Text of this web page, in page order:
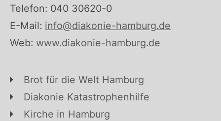
Telefon: 040 30620-0
E-Mail: info@diakonie-hamburg.de
Web: www.diakonie-hamburg.de
Brot für die Welt Hamburg
Diakonie Katastrophenhilfe
Kirche in Hamburg